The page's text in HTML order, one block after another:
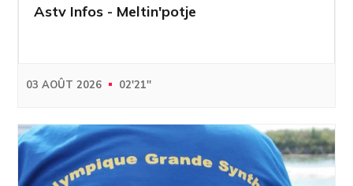
Astv Infos - Meltin'potje
03 AOÛT 2026 02'21''